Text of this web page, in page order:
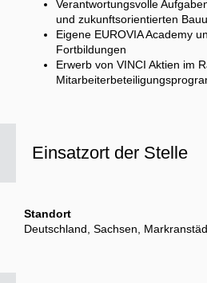
Verantwortungsvolle
und zukunftsorientierten
Eigene EUROVIA Academy
Fortbildungen
Erwerb von VINCI Aktien im
Einsatzort der Stelle
Standort
Deutschland, Sachsen,